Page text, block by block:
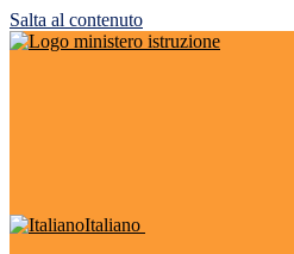
Salta al contenuto
Italiano